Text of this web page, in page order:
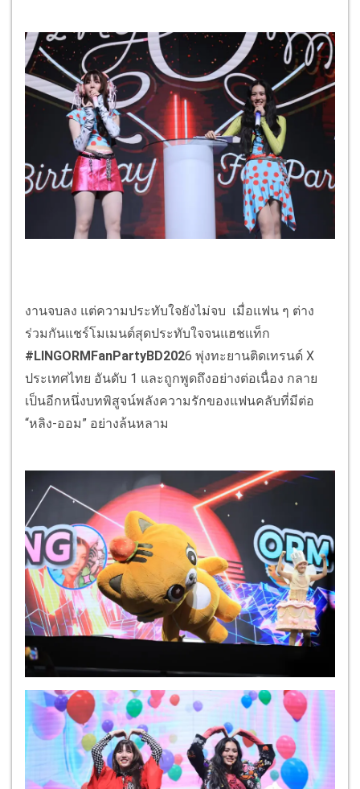
งานจบลง แต่ความประทับใจยังไม่จบ เมื่อแฟน ๆ ต่าง
ร่วมกันแชร์โมเมนต์สุดประทับใจจนแฮชแท็ก
#LINGORMFanPartyBD2026 พุ่งทะยานติดเทรนด์ X
ประเทศไทย อันดับ 1 และถูกพูดถึงอย่างต่อเนื่อง กลาย
เป็นอีกหนึ่งบทพิสูจน์พลังความรักของแฟนคลับที่มีต่อ
“หลิง-ออม” อย่างล้นหลาม